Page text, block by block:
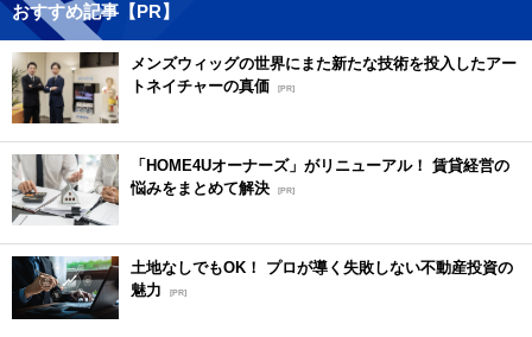
おすすめ記事【PR】
メンズウィッグの世界にまた新たな技術を投入したアー
トネイチャーの真価
[PR]
「HOME4Uオーナーズ」がリニューアル！ 賃貸経営の
悩みをまとめて解決 [PR]
土地なしでもOK！ プロが導く失敗しない不動産投資の
魅力
[PR]